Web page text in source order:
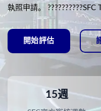
執照申請。 ??????????SFC
開始評估
15週